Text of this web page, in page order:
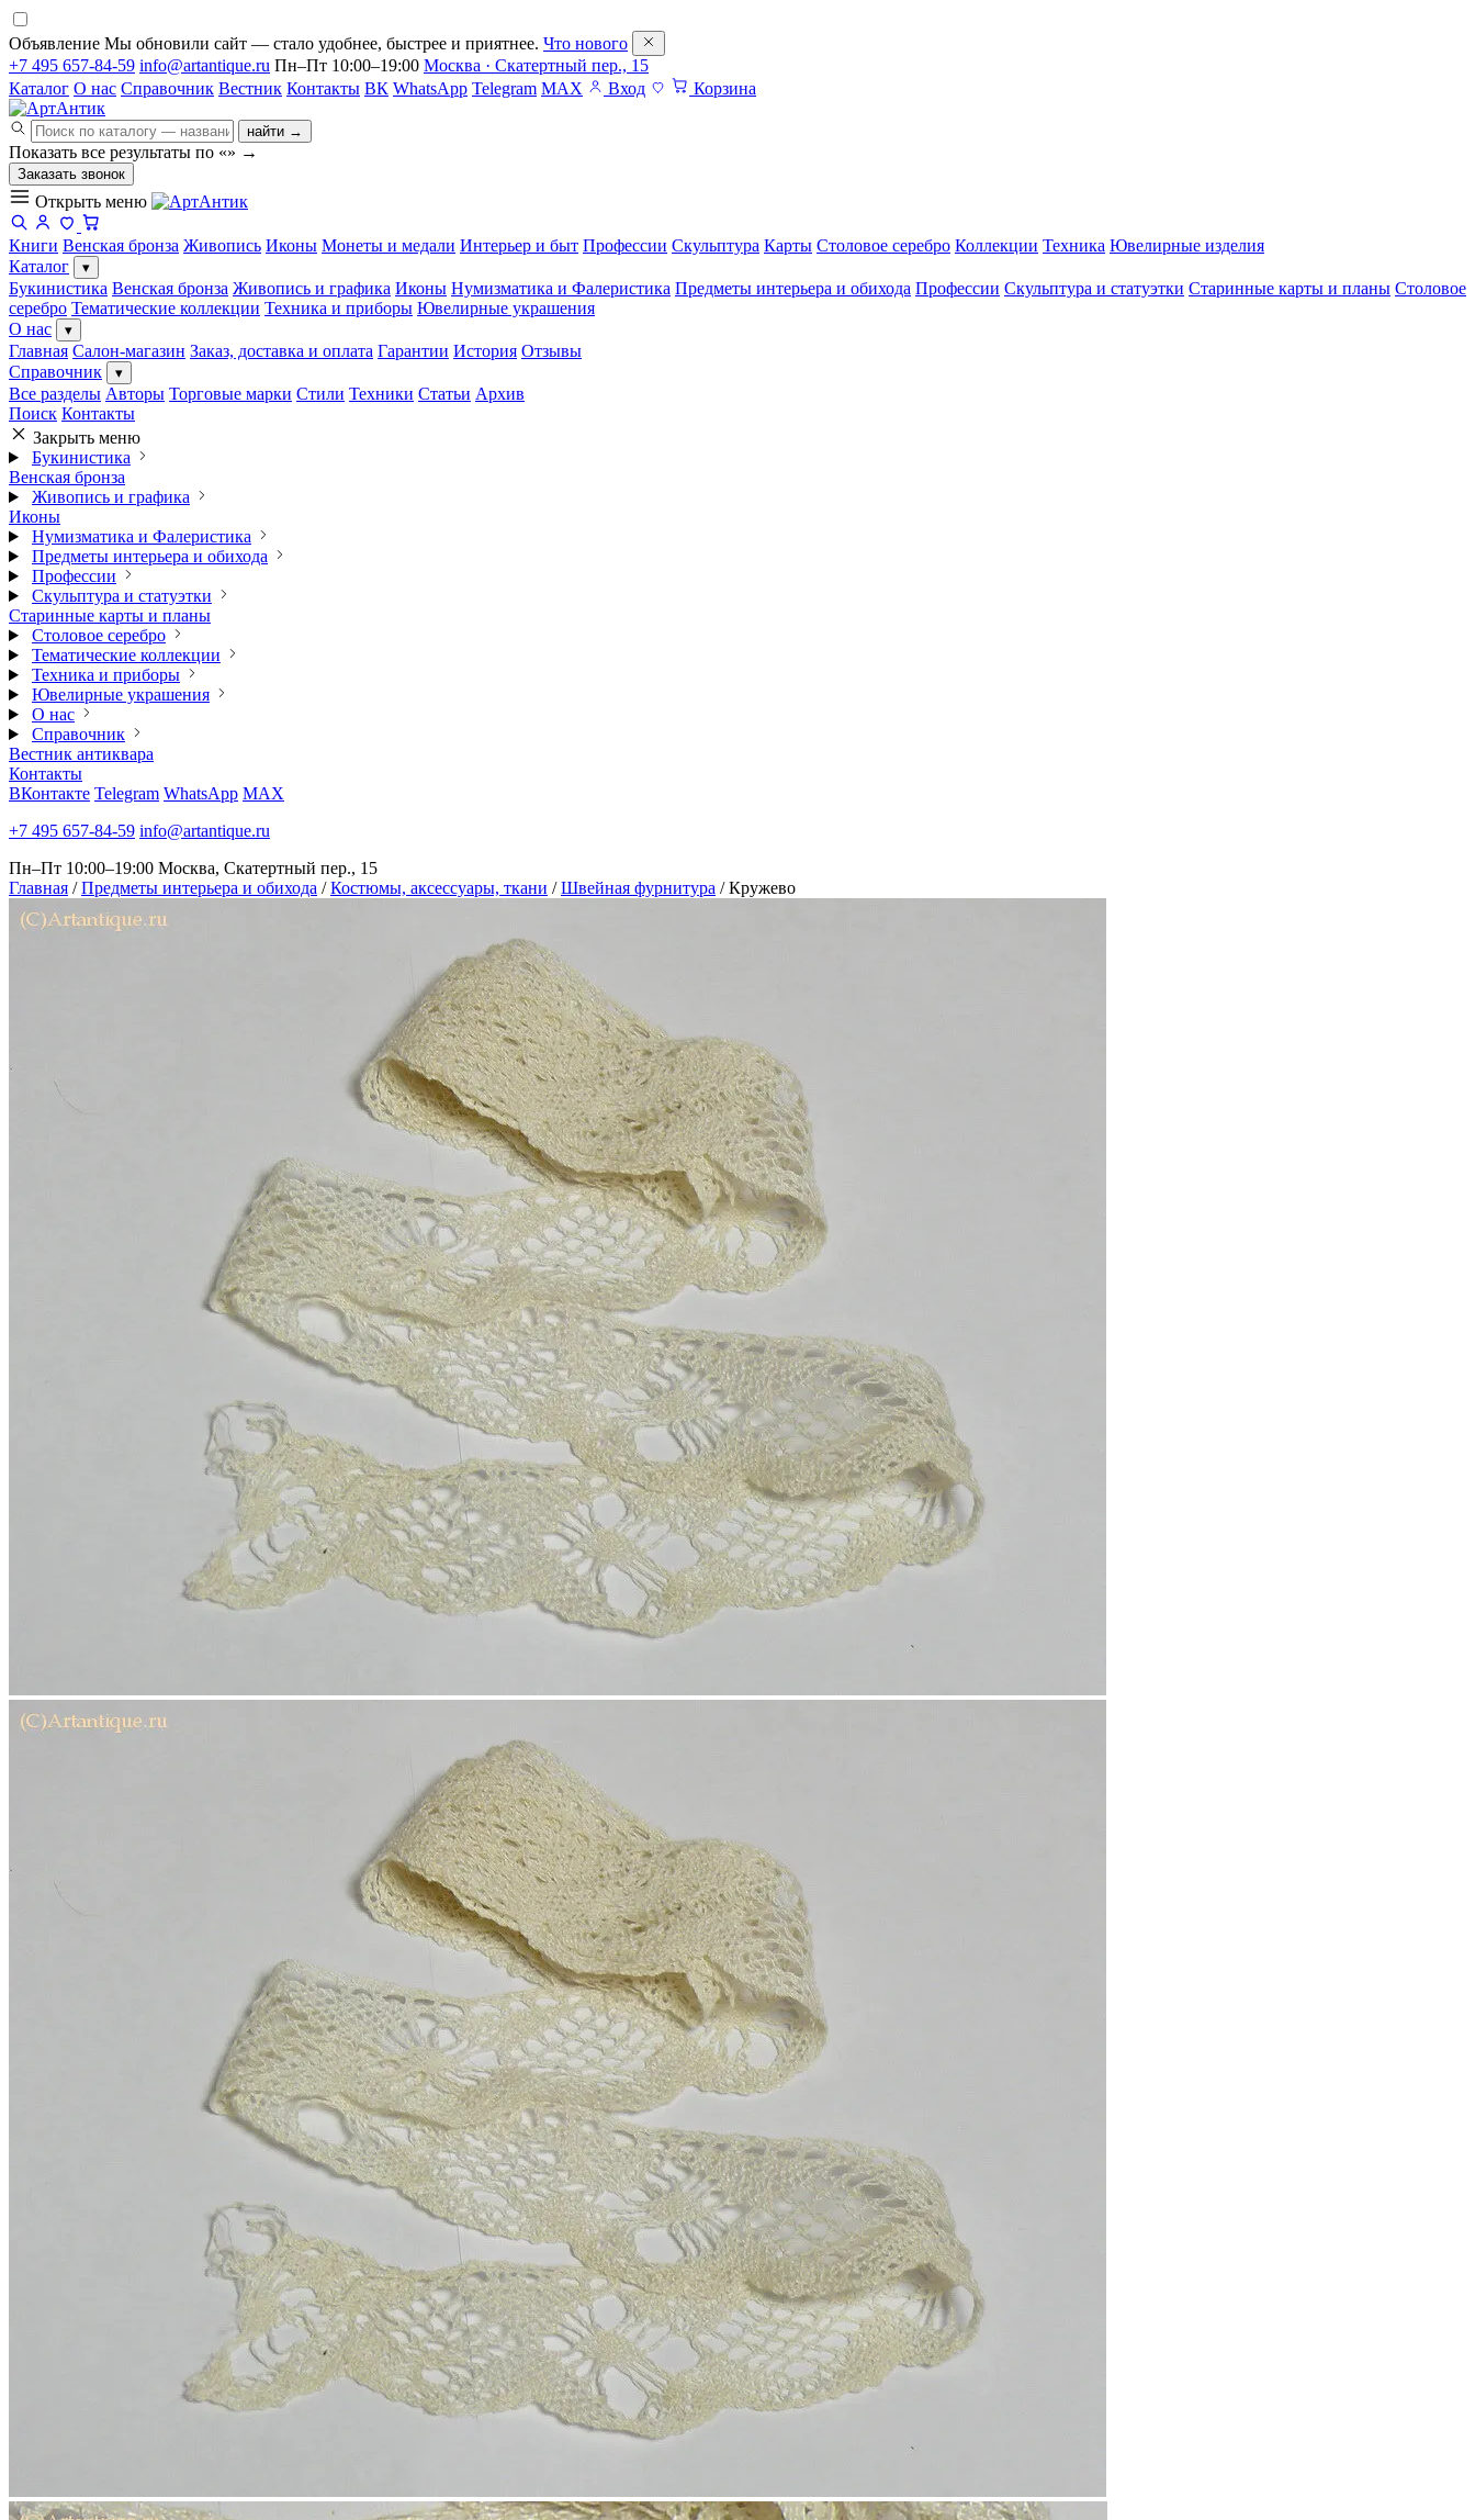
Объявление Мы обновили сайт — стало удобнее, быстрее и приятнее. Что нового
+7 495 657-84-59 info@artantique.ru Пн–Пт 10:00–19:00 Москва · Скатертный пер., 15
Каталог О нас Справочник Вестник Контакты ВК WhatsApp Telegram MAX Вход Корзина
найти →
Показать все результаты по «» →
Заказать звонок
Открыть меню
Книги Венская бронза Живопись Иконы Монеты и медали Интерьер и быт Профессии Скульптура Карты Столовое серебро Коллекции Техника Ювелирные изделия
Каталог
▾
Букинистика Венская бронза Живопись и графика Иконы Нумизматика и Фалеристика Предметы интерьера и обихода Профессии Скульптура и статуэтки Старинные карты и планы Столовое
серебро Тематические коллекции Техника и приборы Ювелирные украшения
О нас
▾
Главная Салон-магазин Заказ, доставка и оплата Гарантии История Отзывы
Справочник
▾
Все разделы Авторы Торговые марки Стили Техники Статьи Архив
Поиск Контакты
Закрыть меню
Букинистика
Венская бронза
Живопись и графика
Иконы
Нумизматика и Фалеристика
Предметы интерьера и обихода
Профессии
Скульптура и статуэтки
Старинные карты и планы
Столовое серебро
Тематические коллекции
Техника и приборы
Ювелирные украшения
О нас
Справочник
Вестник антиквара
Контакты
ВКонтакте Telegram WhatsApp MAX
+7 495 657-84-59 info@artantique.ru
Пн–Пт 10:00–19:00 Москва, Скатертный пер., 15
Главная / Предметы интерьера и обихода / Костюмы, аксессуары, ткани / Швейная фурнитура / Кружево